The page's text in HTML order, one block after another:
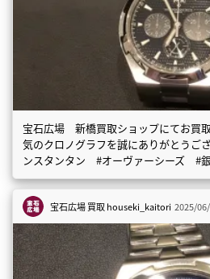
宝石広場 新橋買取ショップにてお買
気のクロノグラフを誠にありがとうご
ンスタンタン #オーヴァーシーズ #
宝石広場 買取houseki_kaitori 2025/